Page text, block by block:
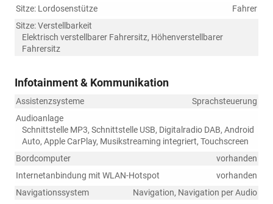
Sitze: Lordosenstütze
Fahrer
Sitze: Verstellbarkeit
Elektrisch verstellbarer Fahrersitz, Höhenverstellbarer
Fahrersitz
Infotainment & Kommunikation
Assistenzsysteme
Sprachsteuerung
Audioanlage
Schnittstelle MP3, Schnittstelle USB, Digitalradio DAB, Android
Auto, Apple CarPlay, Musikstreaming integriert, Touchscreen
Bordcomputer
vorhanden
Internetanbindung mit WLAN-Hotspot
vorhanden
Navigationssystem
Navigation, Navigation per Audio